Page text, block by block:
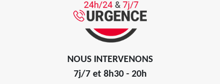
NOUS INTERVENONS
7j/7 et 8h30 - 20h